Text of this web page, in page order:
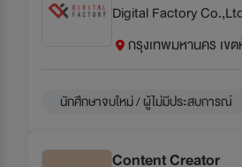
Digital Factory
กรุงเทพมหานคร เข
นักศึกษาจบใหม่ / ผู้ไม่มีประสบการณ์
Content Creator